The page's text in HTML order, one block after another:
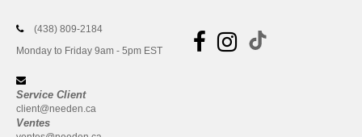
(438) 809-2184
Monday to Friday 9am - 5pm EST
Service Client
client@needen.ca
Ventes